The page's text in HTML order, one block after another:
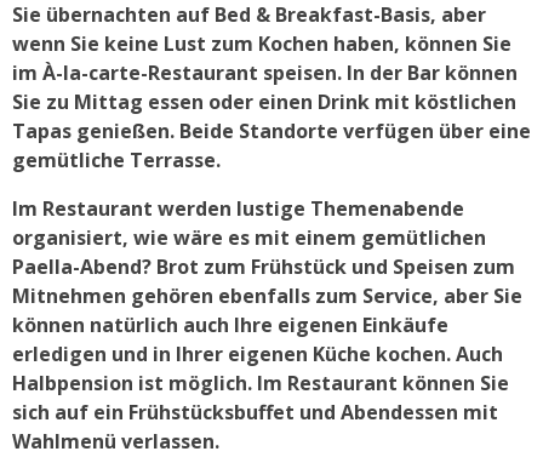
Sie übernachten auf Bed & Breakfast-Basis, aber
wenn Sie keine Lust zum Kochen haben, können Sie
im À-la-carte-Restaurant speisen. In der Bar können
Sie zu Mittag essen oder einen Drink mit köstlichen
Tapas genießen. Beide Standorte verfügen über eine
gemütliche Terrasse.
Im Restaurant werden lustige Themenabende
organisiert, wie wäre es mit einem gemütlichen
Paella-Abend? Brot zum Frühstück und Speisen zum
Mitnehmen gehören ebenfalls zum Service, aber Sie
können natürlich auch Ihre eigenen Einkäufe
erledigen und in Ihrer eigenen Küche kochen. Auch
Halbpension ist möglich. Im Restaurant können Sie
sich auf ein Frühstücksbuffet und Abendessen mit
Wahlmenü verlassen.